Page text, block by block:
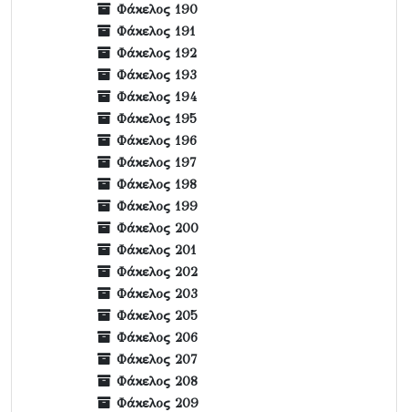
Φάκελος 190
Φάκελος 191
Φάκελος 192
Φάκελος 193
Φάκελος 194
Φάκελος 195
Φάκελος 196
Φάκελος 197
Φάκελος 198
Φάκελος 199
Φάκελος 200
Φάκελος 201
Φάκελος 202
Φάκελος 203
Φάκελος 205
Φάκελος 206
Φάκελος 207
Φάκελος 208
Φάκελος 209